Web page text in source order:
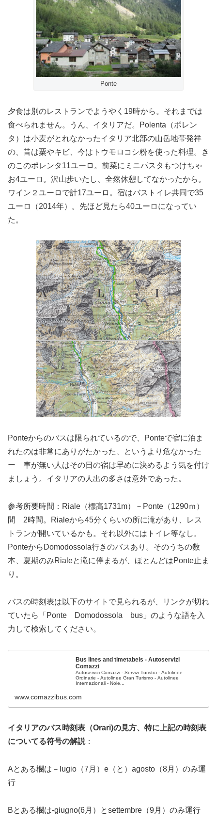
Ponte
夕食は別のレストランでようやく19時から。それまでは
食べられません。うん、イタリアだ。Polenta（ポレン
タ）は小麦がとれなかったイタリア北部の山岳地帯発祥
の、昔は粟やキビ、今はトウモロコシ粉を使った料理。き
のこのポレンタ11ユーロ。前菜にミニパスタもつけちゃ
お4ユーロ。沢山歩いたし、全然休憩してなかったから。
ワイン２ユーロで計17ユーロ。宿はバストイレ共同で35
ユーロ（2014年）。先ほど見たら40ユーロになってい
た。
Ponteからのバスは限られているので、Ponteで宿に泊ま
れたのは非常にありがたかった、というより危なかった
ー 車が無い人はその日の宿は早めに決めるよう気を付け
ましょう。イタリアの人出の多さは意外であった。
参考所要時間：Riale（標高1731m）－Ponte（1290ｍ）
間 2時間。Rialeから45分くらいの所に滝があり、レス
トランが開いているかも。それ以外にはトイレ等なし。
PonteからDomodossola行きのバスあり。そのうちの数
本、夏期のみRialeと滝に停まるが、ほとんどはPonte止ま
り。
バスの時刻表は以下のサイトで見られるが、リンクが切れ
ていたら「Ponte Domodossola bus」のような語を入
力して検索してください。
Bus lines and timetabels - Autoservizi
Comazzi
Autoservizi Comazzi - Servizi Turistici - Autolinee
Ordinarie - Autolinee Gran Turismo - Autolinee
Internazionali - Nole...
www.comazzibus.com
イタリアのバス時刻表（Orari)の見方、特に上記の時刻表
についてる符号の解説：
Aとある欄は－lugio（7月）e（と）agosto（8月）のみ運
行
Bとある欄は-giugno(6月）とsettembre（9月）のみ運行